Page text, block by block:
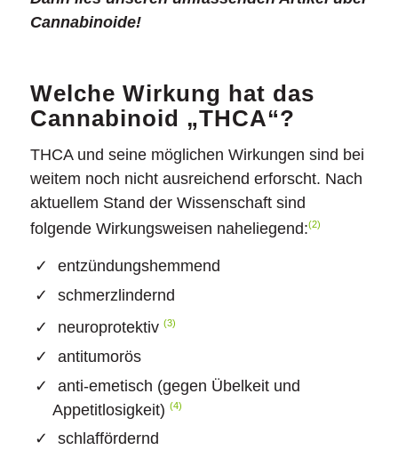
Cannabinoide!
Welche Wirkung hat das
Cannabinoid „THCA“?
THCA und seine möglichen Wirkungen sind bei
weitem noch nicht ausreichend erforscht. Nach
aktuellem Stand der Wissenschaft sind
folgende Wirkungsweisen naheliegend:(2)
entzündungshemmend
schmerzlindernd
neuroprotektiv (3)
antitumorös
anti-emetisch (gegen Übelkeit und
Appetitlosigkeit) (4)
schlaffördernd